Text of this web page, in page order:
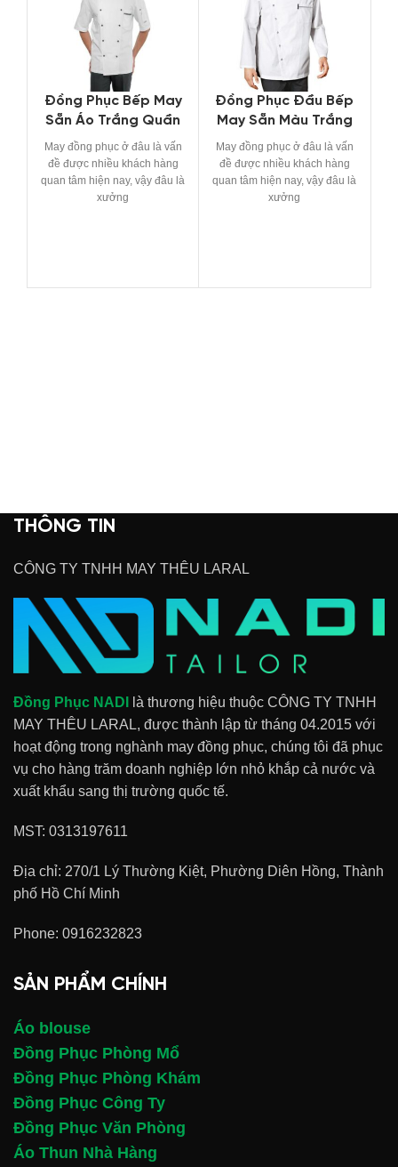
Đồng Phục Bếp May
Sẵn Áo Trắng Quần
Đen
May đồng phục ở đâu là vấn
đề được nhiều khách hàng
quan tâm hiện nay, vậy đâu là
xưởng
Đồng Phục Đầu Bếp
May Sẵn Màu Trắng
Viền Đen
May đồng phục ở đâu là vấn
đề được nhiều khách hàng
quan tâm hiện nay, vậy đâu là
xưởng
THÔNG TIN
CÔNG TY TNHH MAY THÊU LARAL
Đồng Phục NADI
là thương hiệu thuộc CÔNG TY TNHH
MAY THÊU LARAL, được thành lập từ tháng 04.2015 với
hoạt động trong nghành may đồng phục, chúng tôi đã phục
vụ cho hàng trăm doanh nghiệp lớn nhỏ khắp cả nước và
xuất khẩu sang thị trường quốc tế.
MST: 0313197611
Địa chỉ: 270/1 Lý Thường Kiệt, Phường Diên Hồng, Thành
phố Hồ Chí Minh
Phone: 0916232823
SẢN PHẨM CHÍNH
Áo blouse
Đồng Phục Phòng Mổ
Đồng Phục Phòng Khám
Đồng Phục Công Ty
Đồng Phục Văn Phòng
Áo Thun Nhà Hàng